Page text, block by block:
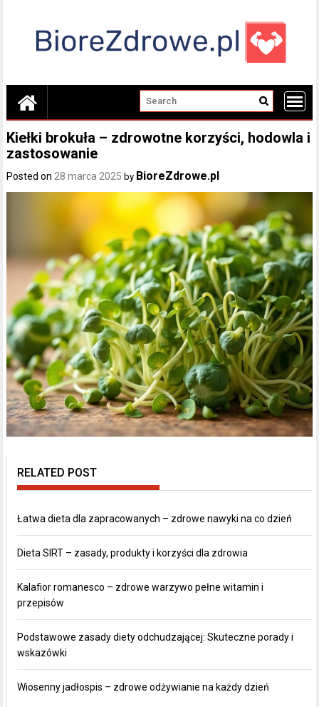
Kiełki brokuła – zdrowotne korzyści, hodowla i
zastosowanie
Posted on 28 marca 2025 by BioreZdrowe.pl
RELATED POST
Łatwa dieta dla zapracowanych – zdrowe nawyki na co dzień
Dieta SIRT – zasady, produkty i korzyści dla zdrowia
Kalafior romanesco – zdrowe warzywo pełne witamin i
przepisów
Podstawowe zasady diety odchudzającej: Skuteczne porady i
wskazówki
Wiosenny jadłospis – zdrowe odżywianie na każdy dzień